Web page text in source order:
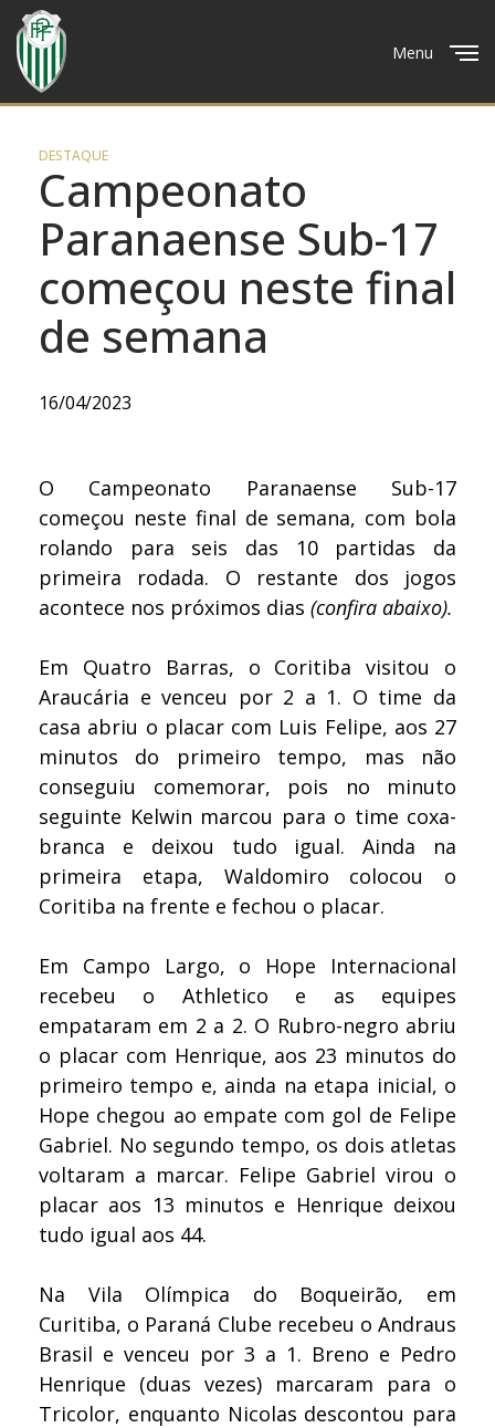
Menu
DESTAQUE
Campeonato
Paranaense Sub-17
começou neste final
de semana
16/04/2023
O Campeonato Paranaense Sub-17
começou neste final de semana, com bola
rolando para seis das 10 partidas da
primeira rodada. O restante dos jogos
acontece nos próximos dias (confira abaixo).
Em Quatro Barras, o Coritiba visitou o
Araucária e venceu por 2 a 1. O time da
casa abriu o placar com Luis Felipe, aos 27
minutos do primeiro tempo, mas não
conseguiu comemorar, pois no minuto
seguinte Kelwin marcou para o time coxa-
branca e deixou tudo igual. Ainda na
primeira etapa, Waldomiro colocou o
Coritiba na frente e fechou o placar.
Em Campo Largo, o Hope Internacional
recebeu o Athletico e as equipes
empataram em 2 a 2. O Rubro-negro abriu
o placar com Henrique, aos 23 minutos do
primeiro tempo e, ainda na etapa inicial, o
Hope chegou ao empate com gol de Felipe
Gabriel. No segundo tempo, os dois atletas
voltaram a marcar. Felipe Gabriel virou o
placar aos 13 minutos e Henrique deixou
tudo igual aos 44.
Na Vila Olímpica do Boqueirão, em
Curitiba, o Paraná Clube recebeu o Andraus
Brasil e venceu por 3 a 1. Breno e Pedro
Henrique (duas vezes) marcaram para o
Tricolor, enquanto Nicolas descontou para